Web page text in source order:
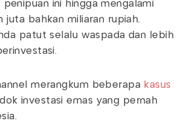
ini hingga mengalami
juta bahkan miliaran rupiah.
patut selalu waspada dan lebih
merangkum beberapa kasus
investasi emas yang pernah